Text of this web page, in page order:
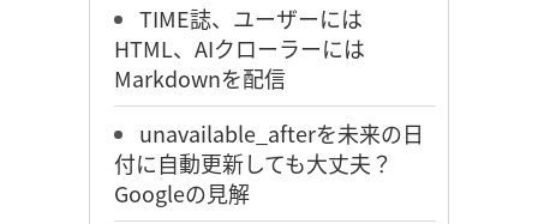
TIME誌、ユーザーには
HTML、AIクローラーには
Markdownを配信
unavailable_afterを未来の日
付に自動更新しても大丈夫？
Googleの見解